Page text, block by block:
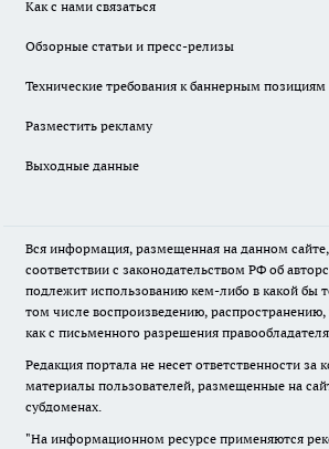
Как с нами связаться
Обзорные статьи и пресс-релизы
Технические требования к баннерным позициям
Разместить рекламу
Выходные данные
Вся информация, размещенная на данном сайте,
соответствии с законодательством РФ об
подлежит использованию кем-либо в какой бы
том числе воспроизведению, распространению,
как с письменного разрешения
Редакция портала не несет ответственности за
материалы пользователей, размещенные на
субдоменах.
"На информационном ресурсе применяются